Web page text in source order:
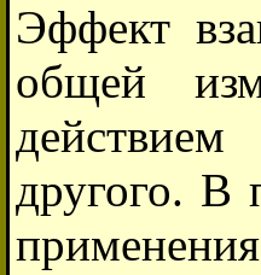
Эффект
общей
другого. В